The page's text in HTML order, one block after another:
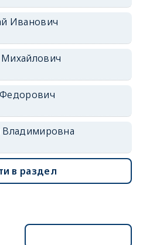
Иванович
Владимировна
в раздел